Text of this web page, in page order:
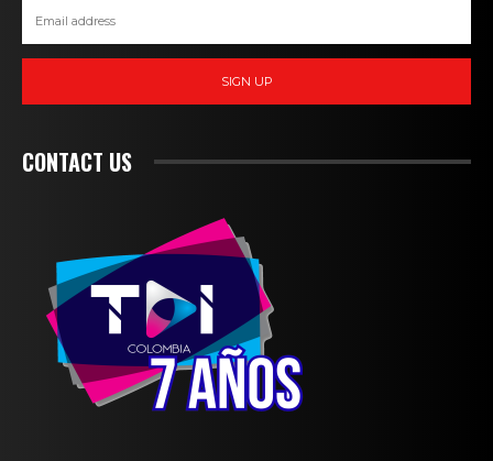
SIGN UP
CONTACT US